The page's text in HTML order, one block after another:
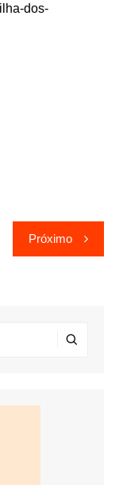
dos-
Próximo